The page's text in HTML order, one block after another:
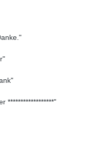
******************"